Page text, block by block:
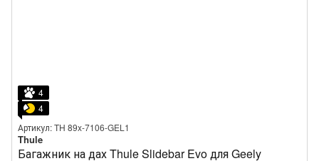
4
4
Артикул: TH 89x-7106-GEL1
Thule
Багажник на дах Thule Slidebar Evo для Geely